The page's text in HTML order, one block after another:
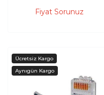
Konnektör
Fiyat Sorunuz